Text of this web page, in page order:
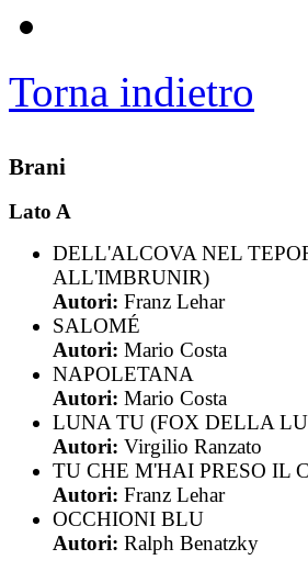
Torna indietro
Brani
Lato A
DELL'ALCOVA NEL
ALL'IMBRUNIR)
Autori: Franz Lehar
SALOMÉ
Autori: Mario Costa
NAPOLETANA
Autori: Mario Costa
LUNA TU (FOX DELLA
Autori: Virgilio Ranzato
TU CHE M'HAI PRESO IL
Autori: Franz Lehar
OCCHIONI BLU
Autori: Ralph Benatzky